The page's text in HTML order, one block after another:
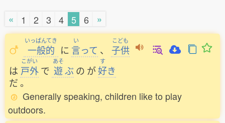
« 1 2 3 4 5 6 »
いっぱんてき
一般的 に
い
言って 、
こども
子供
は
こがい
戸外 で
あそ
遊ぶ の が
す
好き
だ。
Generally speaking, children like to play
outdoors.